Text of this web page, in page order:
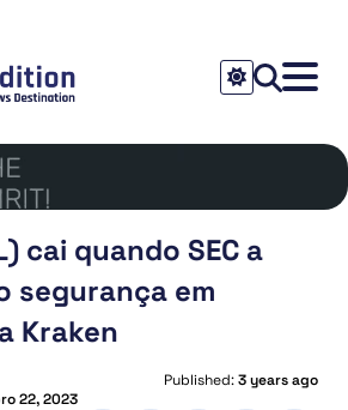
cai quando SEC a
segurança em
Kraken
Published:3 years ago
22, 2023